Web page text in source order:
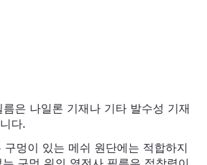
은 나일론 기재나 기타 발수성 기재
다.
멍이 있는 메쉬 원단에는 적합하지